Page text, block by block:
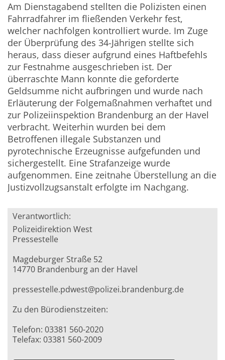
Am Dienstagabend stellten die Polizisten einen
Fahrradfahrer im fließenden Verkehr fest,
welcher nachfolgen kontrolliert wurde. Im Zuge
der Überprüfung des 34-Jährigen stellte sich
heraus, dass dieser aufgrund eines Haftbefehls
zur Festnahme ausgeschrieben ist. Der
überraschte Mann konnte die geforderte
Geldsumme nicht aufbringen und wurde nach
Erläuterung der Folgemaßnahmen verhaftet und
zur Polizeiinspektion Brandenburg an der Havel
verbracht. Weiterhin wurden bei dem
Betroffenen illegale Substanzen und
pyrotechnische Erzeugnisse aufgefunden und
sichergestellt. Eine Strafanzeige wurde
aufgenommen. Eine zeitnahe Überstellung an die
Justizvollzugsanstalt erfolgte im Nachgang.
Verantwortlich:
Polizeidirektion West
Pressestelle
Magdeburger Straße 52
14770 Brandenburg an der Havel
pressestelle.pdwest@polizei.brandenburg.de
Zu den Bürodienstzeiten:
Telefon: 03381 560-2020
Telefax: 03381 560-2009